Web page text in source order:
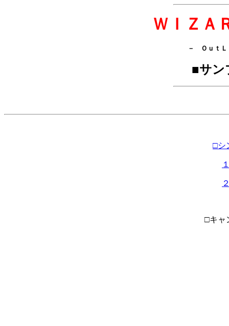
ＷＩＺＡ
－ Ｏｕｔ
■サン
□シ
□キャ